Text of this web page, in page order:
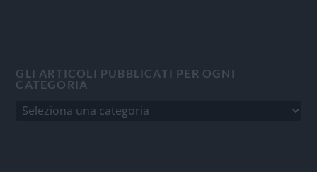
GLI ARTICOLI PUBBLICATI PER OGNI
CATEGORIA